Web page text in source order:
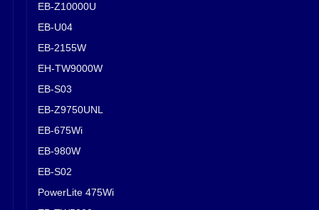
EB-Z10000U
EB-U04
EB-2155W
EH-TW9000W
EB-S03
EB-Z9750UNL
EB-675Wi
EB-980W
EB-S02
PowerLite 475Wi